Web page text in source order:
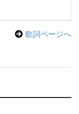
歌詞ページへ